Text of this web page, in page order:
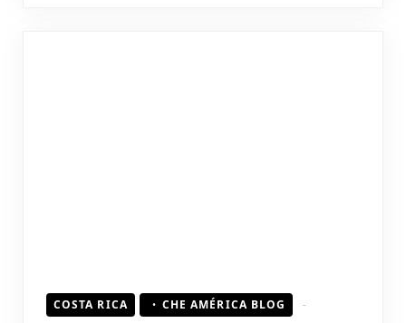
COSTA RICA CHE AMÉRICA BLOG